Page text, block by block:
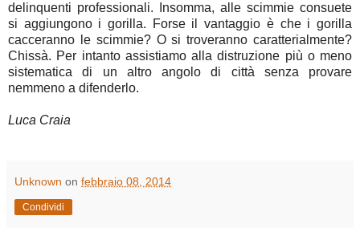
delinquenti professionali. Insomma, alle scimmie consuete
si aggiungono i gorilla. Forse il vantaggio è che i gorilla
cacceranno le scimmie? O si troveranno caratterialmente?
Chissà. Per intanto assistiamo alla distruzione più o meno
sistematica di un altro angolo di città senza provare
nemmeno a difenderlo.
Luca Craia
Unknown on febbraio 08, 2014
Condividi